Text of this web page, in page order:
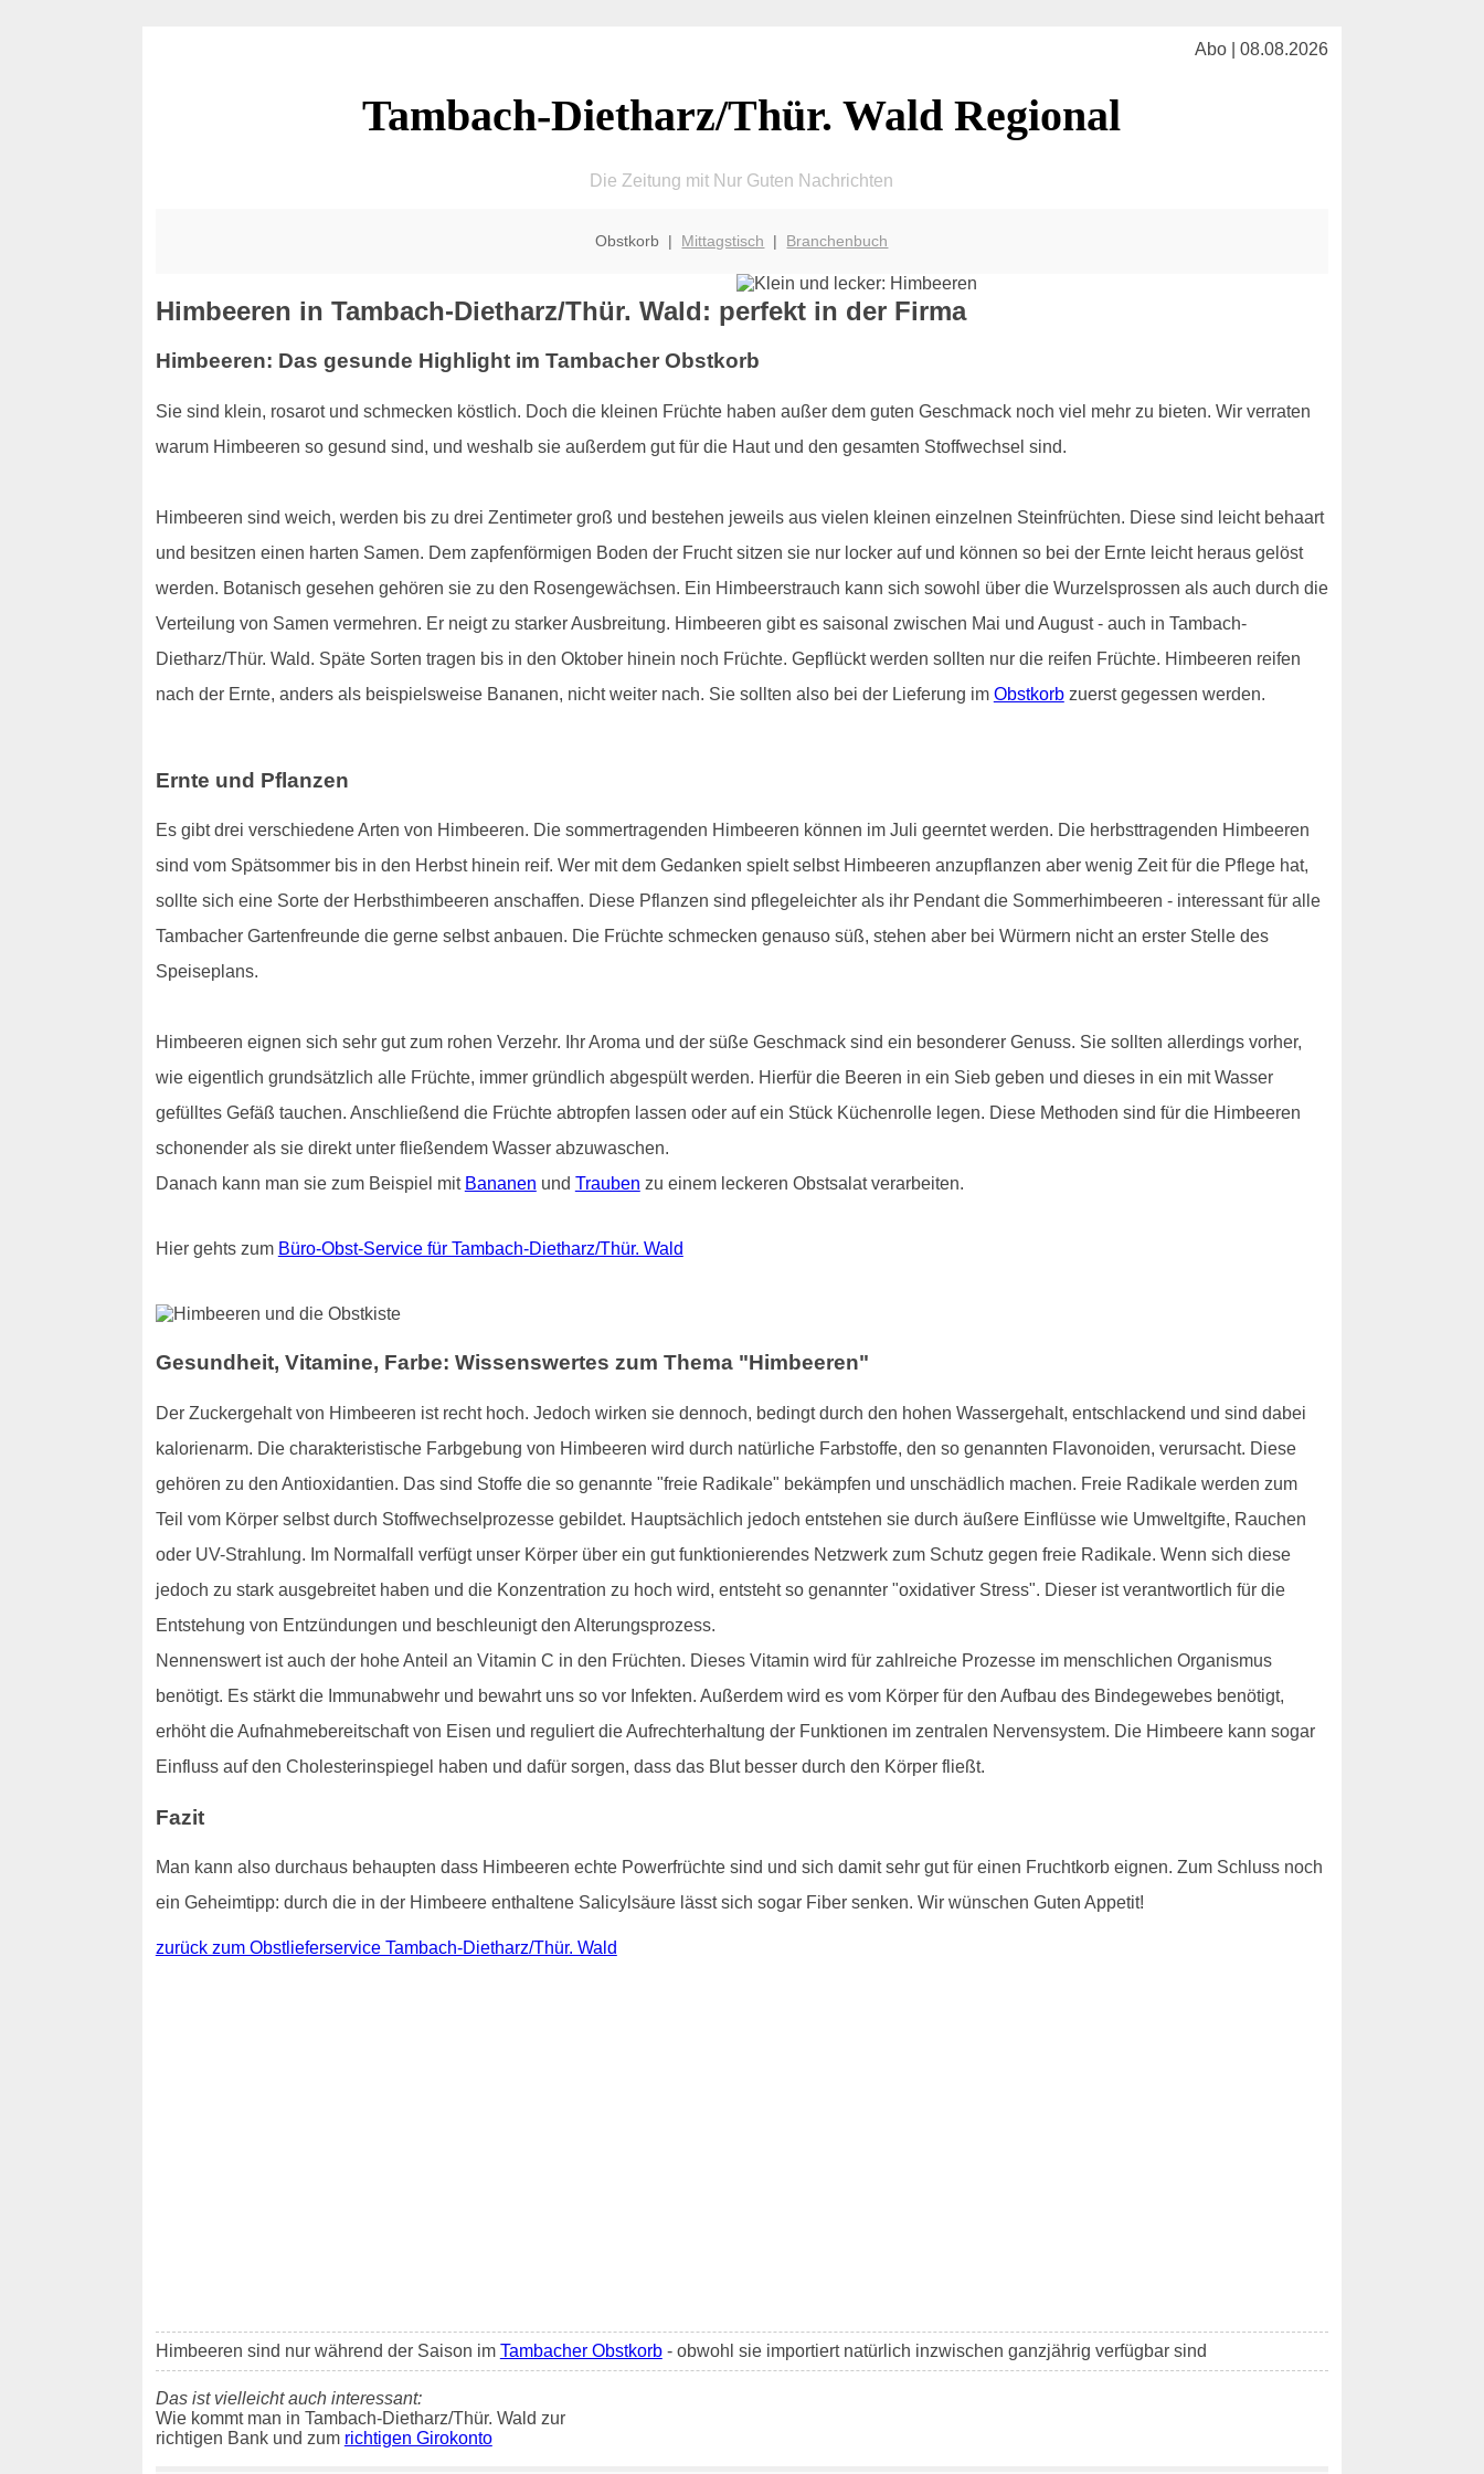
Abo | 08.08.2026
Tambach-Dietharz/Thür. Wald Regional
Die Zeitung mit Nur Guten Nachrichten
Obstkorb | Mittagstisch | Branchenbuch
Himbeeren in Tambach-Dietharz/Thür. Wald: perfekt in der Firma
Himbeeren: Das gesunde Highlight im Tambacher Obstkorb
Sie sind klein, rosarot und schmecken köstlich. Doch die kleinen Früchte haben außer dem guten Geschmack noch viel mehr zu bieten. Wir verraten
warum Himbeeren so gesund sind, und weshalb sie außerdem gut für die Haut und den gesamten Stoffwechsel sind.
Himbeeren sind weich, werden bis zu drei Zentimeter groß und bestehen jeweils aus vielen kleinen einzelnen Steinfrüchten. Diese sind leicht behaart
und besitzen einen harten Samen. Dem zapfenförmigen Boden der Frucht sitzen sie nur locker auf und können so bei der Ernte leicht heraus gelöst
werden. Botanisch gesehen gehören sie zu den Rosengewächsen. Ein Himbeerstrauch kann sich sowohl über die Wurzelsprossen als auch durch die
Verteilung von Samen vermehren. Er neigt zu starker Ausbreitung. Himbeeren gibt es saisonal zwischen Mai und August - auch in Tambach-
Dietharz/Thür. Wald. Späte Sorten tragen bis in den Oktober hinein noch Früchte. Gepflückt werden sollten nur die reifen Früchte. Himbeeren reifen
nach der Ernte, anders als beispielsweise Bananen, nicht weiter nach. Sie sollten also bei der Lieferung im Obstkorbzuerst gegessen werden.
Ernte und Pflanzen
Es gibt drei verschiedene Arten von Himbeeren. Die sommertragenden Himbeeren können im Juli geerntet werden. Die herbsttragenden Himbeeren
sind vom Spätsommer bis in den Herbst hinein reif. Wer mit dem Gedanken spielt selbst Himbeeren anzupflanzen aber wenig Zeit für die Pflege hat,
sollte sich eine Sorte der Herbsthimbeeren anschaffen. Diese Pflanzen sind pflegeleichter als ihr Pendant die Sommerhimbeeren - interessant für alle
Tambacher Gartenfreunde die gerne selbst anbauen. Die Früchte schmecken genauso süß, stehen aber bei Würmern nicht an erster Stelle des
Speiseplans.
Himbeeren eignen sich sehr gut zum rohen Verzehr. Ihr Aroma und der süße Geschmack sind ein besonderer Genuss. Sie sollten allerdings vorher,
wie eigentlich grundsätzlich alle Früchte, immer gründlich abgespült werden. Hierfür die Beeren in ein Sieb geben und dieses in ein mit Wasser
gefülltes Gefäß tauchen. Anschließend die Früchte abtropfen lassen oder auf ein Stück Küchenrolle legen. Diese Methoden sind für die Himbeeren
schonender als sie direkt unter fließendem Wasser abzuwaschen.
Danach kann man sie zum Beispiel mit Bananen und Trauben zu einem leckeren Obstsalat verarbeiten.
Hier gehts zum Büro-Obst-Service für Tambach-Dietharz/Thür. Wald
Gesundheit, Vitamine, Farbe: Wissenswertes zum Thema "Himbeeren"
Der Zuckergehalt von Himbeeren ist recht hoch. Jedoch wirken sie dennoch, bedingt durch den hohen Wassergehalt, entschlackend und sind dabei
kalorienarm. Die charakteristische Farbgebung von Himbeeren wird durch natürliche Farbstoffe, den so genannten Flavonoiden, verursacht. Diese
gehören zu den Antioxidantien. Das sind Stoffe die so genannte "freie Radikale" bekämpfen und unschädlich machen. Freie Radikale werden zum
Teil vom Körper selbst durch Stoffwechselprozesse gebildet. Hauptsächlich jedoch entstehen sie durch äußere Einflüsse wie Umweltgifte, Rauchen
oder UV-Strahlung. Im Normalfall verfügt unser Körper über ein gut funktionierendes Netzwerk zum Schutz gegen freie Radikale. Wenn sich diese
jedoch zu stark ausgebreitet haben und die Konzentration zu hoch wird, entsteht so genannter "oxidativer Stress". Dieser ist verantwortlich für die
Entstehung von Entzündungen und beschleunigt den Alterungsprozess.
Nennenswert ist auch der hohe Anteil an Vitamin C in den Früchten. Dieses Vitamin wird für zahlreiche Prozesse im menschlichen Organismus
benötigt. Es stärkt die Immunabwehr und bewahrt uns so vor Infekten. Außerdem wird es vom Körper für den Aufbau des Bindegewebes benötigt,
erhöht die Aufnahmebereitschaft von Eisen und reguliert die Aufrechterhaltung der Funktionen im zentralen Nervensystem. Die Himbeere kann sogar
Einfluss auf den Cholesterinspiegel haben und dafür sorgen, dass das Blut besser durch den Körper fließt.
Fazit
Man kann also durchaus behaupten dass Himbeeren echte Powerfrüchte sind und sich damit sehr gut für einen Fruchtkorb eignen. Zum Schluss noch
ein Geheimtipp: durch die in der Himbeere enthaltene Salicylsäure lässt sich sogar Fiber senken. Wir wünschen Guten Appetit!
zurück zum Obstlieferservice Tambach-Dietharz/Thür. Wald
Himbeeren sind nur während der Saison im Tambacher Obstkorb- obwohl sie importiert natürlich inzwischen ganzjährig verfügbar sind
Das ist vielleicht auch interessant:
Wie kommt man in Tambach-Dietharz/Thür. Wald zur
richtigen Bank und zum richtigen Girokonto